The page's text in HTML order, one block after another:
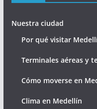
Nuestra ciudad
Por qué visitar
Terminales aéreas y
Cómo moverse en
Clima en Medellín